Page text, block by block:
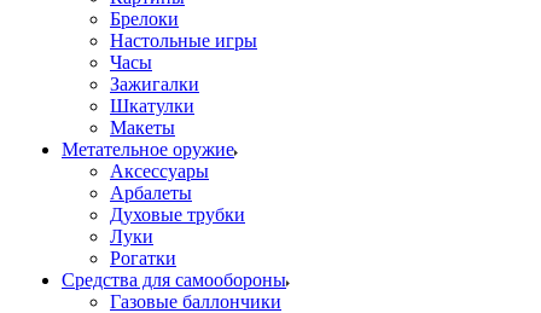
Брелоки
Настольные игры
Часы
Зажигалки
Шкатулки
Макеты
Метательное оружие
Аксессуары
Арбалеты
Духовые трубки
Луки
Рогатки
Средства для самообороны
Газовые баллончики